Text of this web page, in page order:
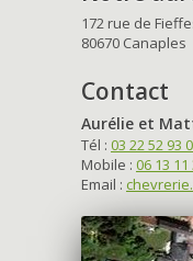
172 rue de
80670 Canaples
Contact
Aurélie et
Tél : 03 22 52 93
Mobile : 06 13 11
Email :